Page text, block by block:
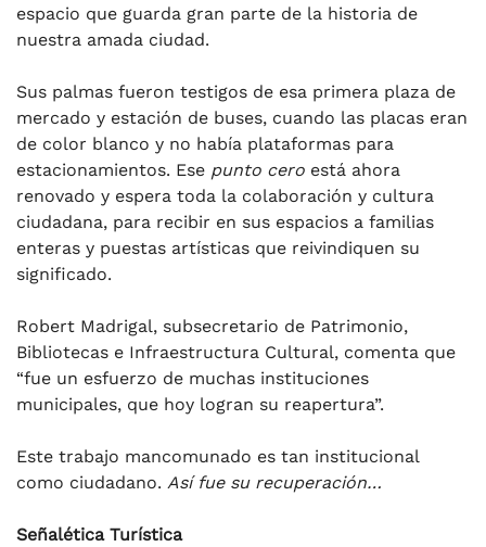
espacio que guarda gran parte de la historia de
nuestra amada ciudad.
Sus palmas fueron testigos de esa primera plaza de
mercado y estación de buses, cuando las placas eran
de color blanco y no había plataformas para
estacionamientos. Ese punto cero está ahora
renovado y espera toda la colaboración y cultura
ciudadana, para recibir en sus espacios a familias
enteras y puestas artísticas que reivindiquen su
significado.
Robert Madrigal, subsecretario de Patrimonio,
Bibliotecas e Infraestructura Cultural, comenta que
“fue un esfuerzo de muchas instituciones
municipales, que hoy logran su reapertura”.
Este trabajo mancomunado es tan institucional
como ciudadano. Así fue su recuperación…
Señalética Turística